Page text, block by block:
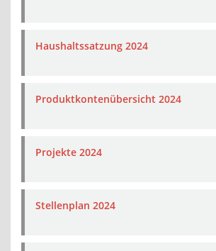
Haushaltssatzung 2024
Produktkontenübersicht 2024
Projekte 2024
Stellenplan 2024